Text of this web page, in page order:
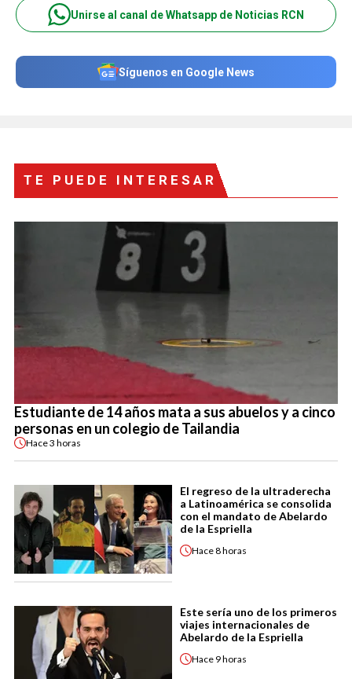
Unirse al canal de Whatsapp de Noticias RCN
Síguenos en Google News
TE PUEDE INTERESAR
Estudiante de 14 años mata a sus abuelos y a cinco
personas en un colegio de Tailandia
Hace3 horas
El regreso de la ultraderecha
a Latinoamérica se consolida
con el mandato de Abelardo
de la Espriella
Hace8 horas
Este sería uno de los primeros
viajes internacionales de
Abelardo de la Espriella
Hace 9 horas